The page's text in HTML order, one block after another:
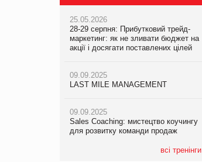
25.05.2026
28-29 серпня: Прибутковий трейд-
маркетинг: як не зливати бюджет на
акції і досягати поставлених цілей
09.09.2025
LAST MILE MANAGEMENT
09.09.2025
Sales Coaching: мистецтво коучингу
для розвитку команди продаж
всі тренінги